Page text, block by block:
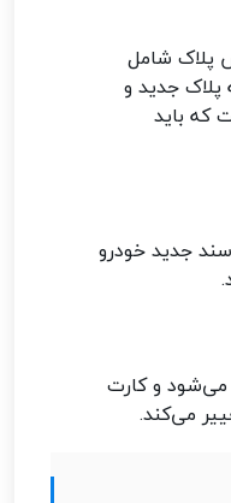
پلاک شامل
پلاک جدید و
که باید
جدید خودرو
و کارت
می‌کند.